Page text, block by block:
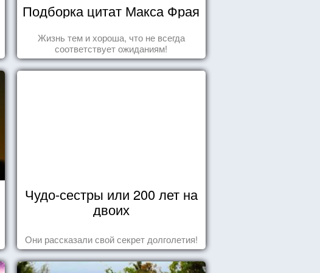
Подборка цитат Макса Фрая
Жизнь тем и хороша, что не всегда
соответствует ожиданиям!
Чудо-сестры или 200 лет на
двоих
Они рассказали свой секрет долголетия!